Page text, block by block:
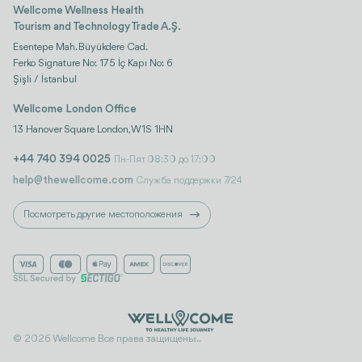
Wellcome Wellness Health
Tourism and Technology Trade A.Ş.
Esentepe Mah. Büyükdere Cad.
Ferko Signature No: 175 İç Kapı No: 6
Şişli / İstanbul
Wellcome London Office
13 Hanover Square London, W1S 1HN
+44 740 394 0025 Пн-Пят 08:30 до 17:00
help@thewellcome.com Служба поддержки 7/24
Посмотреть другие местоположения
© 2026 Wellcome Все права защищены..